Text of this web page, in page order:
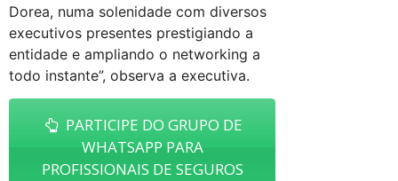
Dorea, numa solenidade com diversos
executivos presentes prestigiando a
entidade e ampliando o networking a
todo instante”, observa a executiva.
PARTICIPE DO GRUPO DE
WHATSAPP PARA
PROFISSIONAIS DE SEGUROS